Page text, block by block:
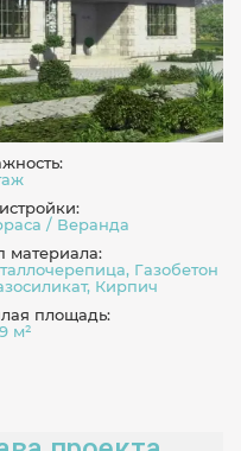
/ Веранда
материала:
Газобетон
Кирпич
площадь:
м²